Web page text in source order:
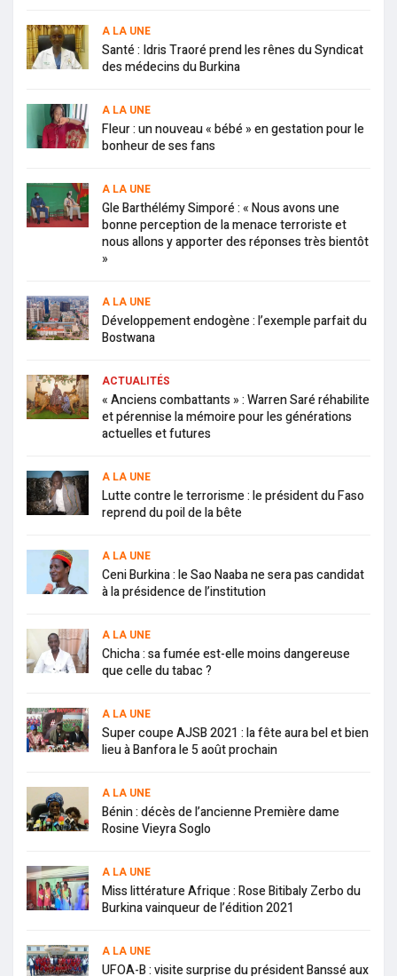
A LA UNE
Santé : Idris Traoré prend les rênes du Syndicat
des médecins du Burkina
A LA UNE
Fleur : un nouveau « bébé » en gestation pour le
bonheur de ses fans
A LA UNE
Gle Barthélémy Simporé : « Nous avons une
bonne perception de la menace terroriste et
nous allons y apporter des réponses très bientôt
»
A LA UNE
Développement endogène : l’exemple parfait du
Bostwana
ACTUALITÉS
« Anciens combattants » : Warren Saré réhabilite
et pérennise la mémoire pour les générations
actuelles et futures
A LA UNE
Lutte contre le terrorisme : le président du Faso
reprend du poil de la bête
A LA UNE
Ceni Burkina : le Sao Naaba ne sera pas candidat
à la présidence de l’institution
A LA UNE
Chicha : sa fumée est-elle moins dangereuse
que celle du tabac ?
A LA UNE
Super coupe AJSB 2021 : la fête aura bel et bien
lieu à Banfora le 5 août prochain
A LA UNE
Bénin : décès de l’ancienne Première dame
Rosine Vieyra Soglo
A LA UNE
Miss littérature Afrique : Rose Bitibaly Zerbo du
Burkina vainqueur de l’édition 2021
A LA UNE
UFOA-B : visite surprise du président Banssé aux